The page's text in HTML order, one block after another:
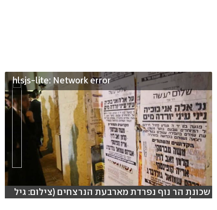
hlsjs-lite: Network error
שכונת הר נוף נפרדת מארבעת הנרצחים (צילום: גיל
יוחנן)